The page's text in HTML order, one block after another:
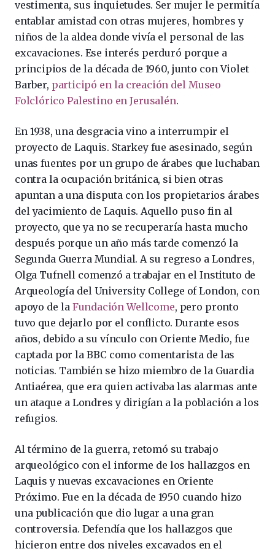
vestimenta, sus inquietudes. Ser mujer le permitía
entablar amistad con otras mujeres, hombres y
niños de la aldea donde vivía el personal de las
excavaciones. Ese interés perduró porque a
principios de la década de 1960, junto con Violet
Barber, participó en la creación del Museo
Folclórico Palestino en Jerusalén.
En 1938, una desgracia vino a interrumpir el
proyecto de Laquis. Starkey fue asesinado, según
unas fuentes por un grupo de árabes que luchaban
contra la ocupación británica, si bien otras
apuntan a una disputa con los propietarios árabes
del yacimiento de Laquis. Aquello puso fin al
proyecto, que ya no se recuperaría hasta mucho
después porque un año más tarde comenzó la
Segunda Guerra Mundial. A su regreso a Londres,
Olga Tufnell comenzó a trabajar en el Instituto de
Arqueología del University College of London, con
apoyo de la Fundación Wellcome, pero pronto
tuvo que dejarlo por el conflicto. Durante esos
años, debido a su vínculo con Oriente Medio, fue
captada por la BBC como comentarista de las
noticias. También se hizo miembro de la Guardia
Antiaérea, que era quien activaba las alarmas ante
un ataque a Londres y dirigían a la población a los
refugios.
Al término de la guerra, retomó su trabajo
arqueológico con el informe de los hallazgos en
Laquis y nuevas excavaciones en Oriente
Próximo. Fue en la década de 1950 cuando hizo
una publicación que dio lugar a una gran
controversia. Defendía que los hallazgos que
hicieron entre dos niveles excavados en el